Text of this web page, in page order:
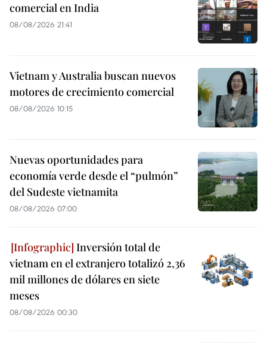
comercial en India
08/08/2026 21:41
Vietnam y Australia buscan nuevos
motores de crecimiento comercial
08/08/2026 10:15
Nuevas oportunidades para
economía verde desde el “pulmón”
del Sudeste vietnamita
08/08/2026 07:00
Inversión total de
vietnam en el extranjero totalizó 2,36
mil millones de dólares en siete
meses
08/08/2026 00:30